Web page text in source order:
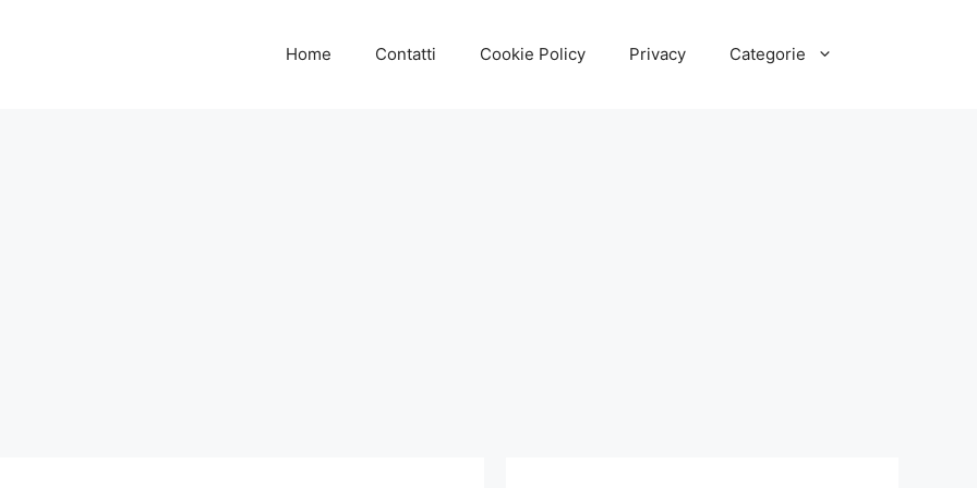
Home Contatti Cookie Policy Privacy Categorie